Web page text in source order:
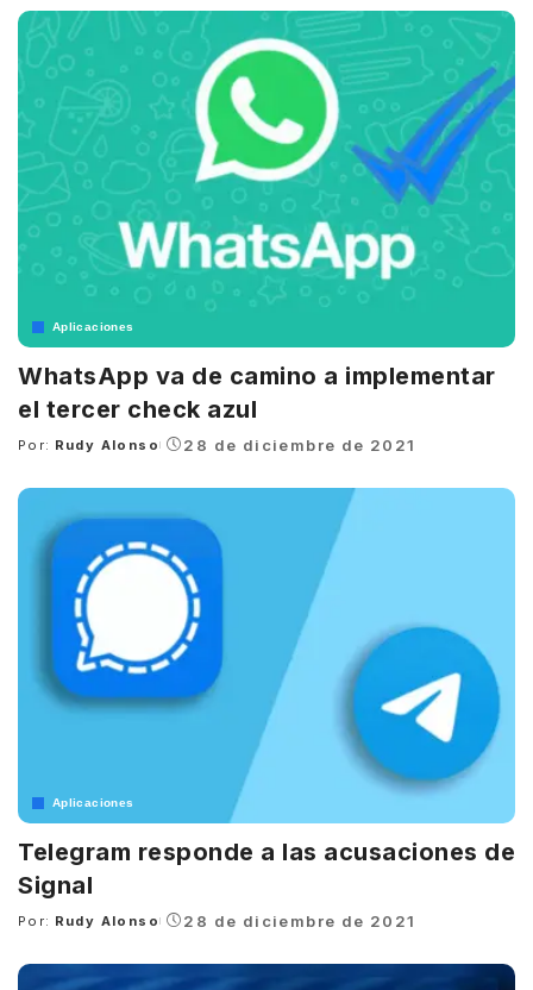
Aplicaciones
WhatsApp va de camino a implementar
el tercer check azul
Posted
Por: Rudy Alonso 28 de diciembre de 2021
Aplicaciones
Telegram responde a las acusaciones de
Signal
Posted
Por: Rudy Alonso 28 de diciembre de 2021